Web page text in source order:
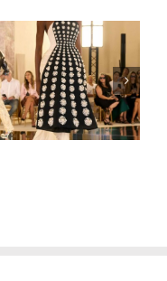
Schiaparelli
Haute
Couture
Herbst/Winter
2026/27